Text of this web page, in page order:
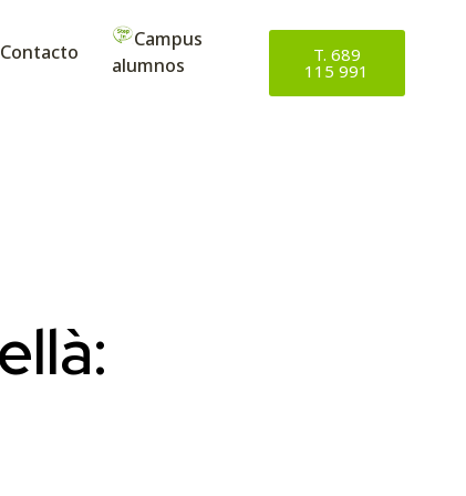
Contacto
Campus
alumnos
T. 689
115 991